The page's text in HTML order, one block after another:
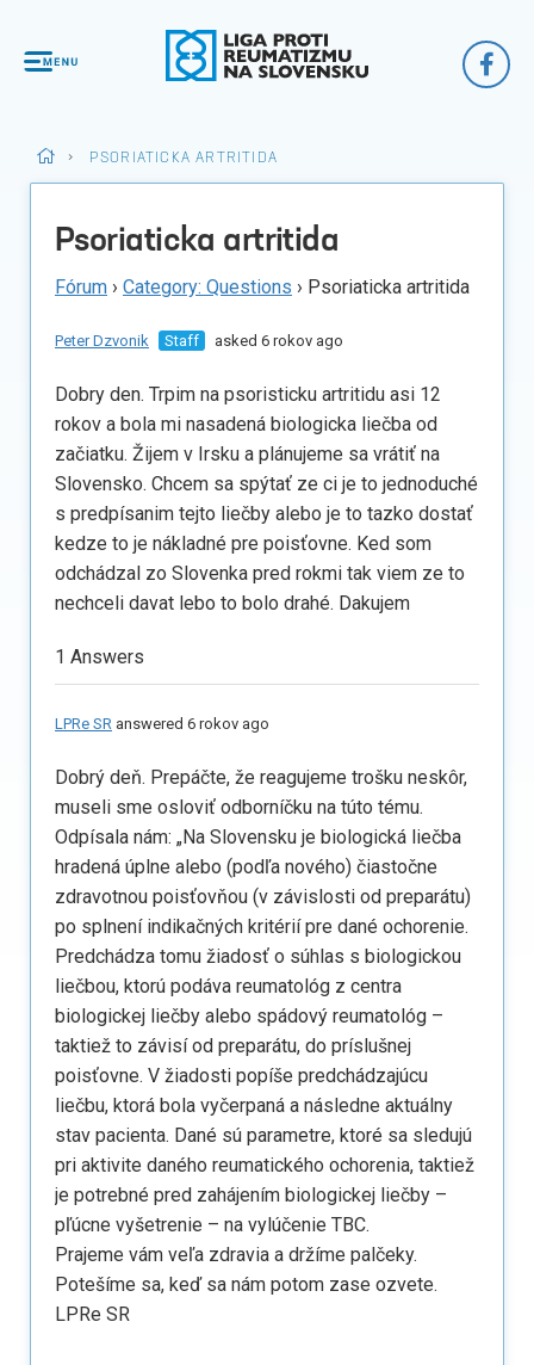
> PSORIATICKA ARTRITIDA
Psoriaticka artritida
Fórum › Category: Questions › Psoriaticka artritida
Peter Dzvonik Staff asked 6 rokov ago
Dobry den. Trpim na psoristicku artritidu asi 12
rokov a bola mi nasadená biologicka liečba od
začiatku. Žijem v Irsku a plánujeme sa vrátiť na
Slovensko. Chcem sa spýtať ze ci je to jednoduché
s predpísanim tejto liečby alebo je to tazko dostať
kedze to je nákladné pre poisťovne. Ked som
odchádzal zo Slovenka pred rokmi tak viem ze to
nechceli davat lebo to bolo drahé. Dakujem
1 Answers
LPRe SR answered 6 rokov ago
Dobrý deň. Prepáčte, že reagujeme trošku neskôr,
museli sme osloviť odborníčku na túto tému.
Odpísala nám: „Na Slovensku je biologická liečba
hradená úplne alebo (podľa nového) čiastočne
zdravotnou poisťovňou (v závislosti od preparátu)
po splnení indikačných kritérií pre dané ochorenie.
Predchádza tomu žiadosť o súhlas s biologickou
liečbou, ktorú podáva reumatológ z centra
biologickej liečby alebo spádový reumatológ –
taktiež to závisí od preparátu, do príslušnej
poisťovne. V žiadosti popíše predchádzajúcu
liečbu, ktorá bola vyčerpaná a následne aktuálny
stav pacienta. Dané sú parametre, ktoré sa sledujú
pri aktivite daného reumatického ochorenia, taktiež
je potrebné pred zahájením biologickej liečby –
pľúcne vyšetrenie – na vylúčenie TBC.
Prajeme vám veľa zdravia a držíme palčeky.
Potešíme sa, keď sa nám potom zase ozvete.
LPRe SR